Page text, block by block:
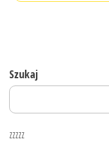
Szukaj
zzzzz